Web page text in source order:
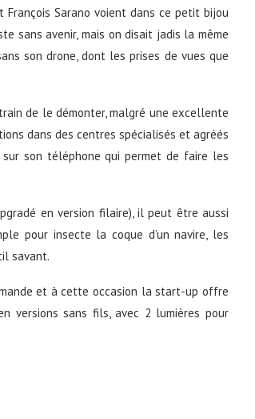
Sarano voient dans ce petit bijou
sans avenir, mais on disait jadis la même
son drone, dont les prises de vues que
de le démonter, malgré une excellente
dans des centres spécialisés et agréés
son téléphone qui permet de faire les
en version filaire), il peut être aussi
pour insecte la coque d’un navire, les
savant.
et à cette occasion la start-up offre
versions sans fils, avec 2 lumières pour